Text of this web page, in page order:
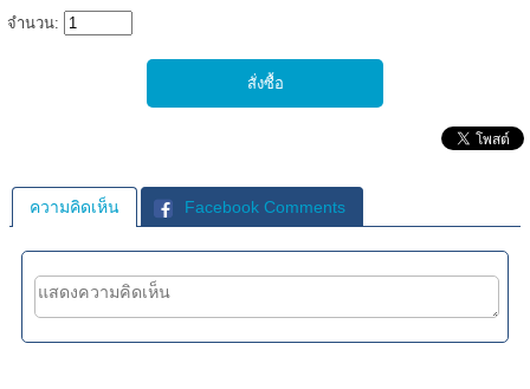
จำนวน:
ความคิดเห็น Facebook Comments